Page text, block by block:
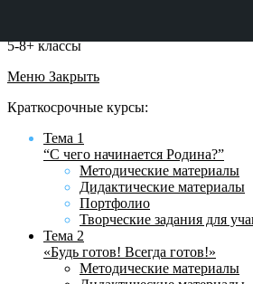
5-8+ классы
Меню Закрыть
Краткосрочные курсы:
Тема 1
“С чего начинается Родина?”
Методические материалы
Дидактические материалы
Портфолио
Творческие задания для
Тема 2
«Будь готов! Всегда готов!»
Методические материалы